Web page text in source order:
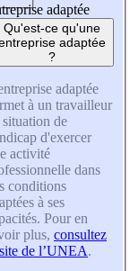
adaptée
Qu'est-ce qu'une
adaptée
?
adaptée
à un travailleur
situation de
d'exercer
activité
dans
conditions
à ses
Pour en
plus, consultez
de l’UNEA.